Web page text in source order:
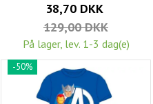
38,70 DKK
129,00 DKK
På lager, lev. 1-3 dag(e)
-50%